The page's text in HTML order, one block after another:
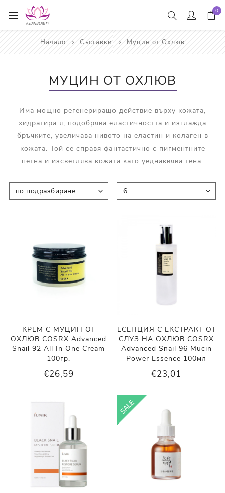
0
Начало Съставки Муцин от Охлюв
МУЦИН ОТ ОХЛЮВ
Има мощно регенериращо действие върху кожата,
хидратира я, подобрява еластичността и изглажда
бръчките, увеличава нивото на еластин и колаген в
кожата. Той се справя фантастично с пигментните
петна и изсветлява кожата като уеднаквява тена.
КРЕМ С МУЦИН ОТ
ОХЛЮВ COSRX Advanced
Snail 92 All In One Cream
100гр.
€26,59
ЕСЕНЦИЯ С ЕКСТРАКТ ОТ
СЛУЗ НА ОХЛЮВ COSRX
Advanced Snail 96 Mucin
Power Essence 100мл
€23,01